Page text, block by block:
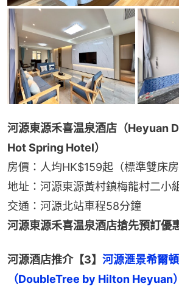
河源東源禾喜温泉酒店（Heyuan
Hot Spring Hotel）
房價：人均HK$159起（標準雙床房
地址：河源東源黃村鎮梅龍村二小
交通：河源北站車程58分鐘
河源東源禾喜温泉酒店搶先預訂優惠
河源酒店推介【3】 河源滙景希爾
（DoubleTree by Hilton Heyuan）